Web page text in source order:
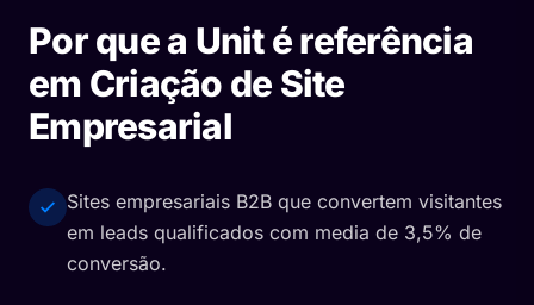
Por que a Unit é referência
em Criação de Site
Empresarial
Sites empresariais B2B que convertem visitantes
em leads qualificados com media de 3,5% de
conversão.